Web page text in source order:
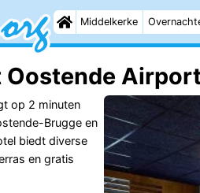
Middelkerke
Oostende
op 2 minuten
Brugge en
biedt diverse
en gratis